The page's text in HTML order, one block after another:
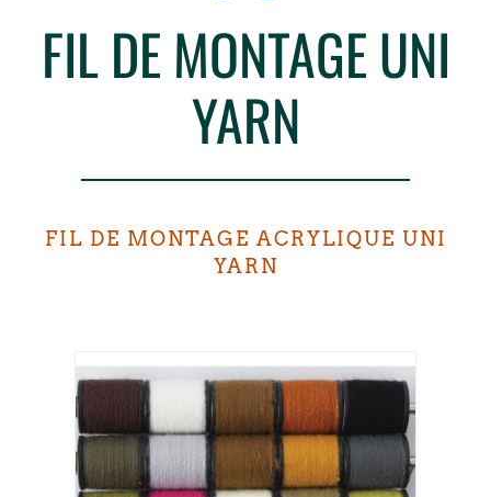
FIL DE MONTAGE UNI
YARN
FIL DE MONTAGE ACRYLIQUE UNI
YARN